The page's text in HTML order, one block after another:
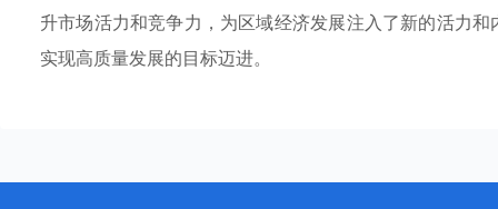
升市场活力和竞争力，为区域经济发展注入了新的活力
实现高质量发展的目标迈进。